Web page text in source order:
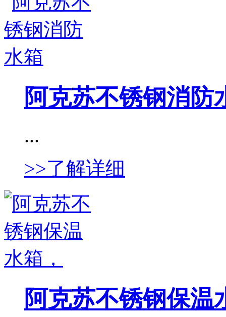
阿克苏不锈钢消防
...
>>了解详细
阿克苏不锈钢保温